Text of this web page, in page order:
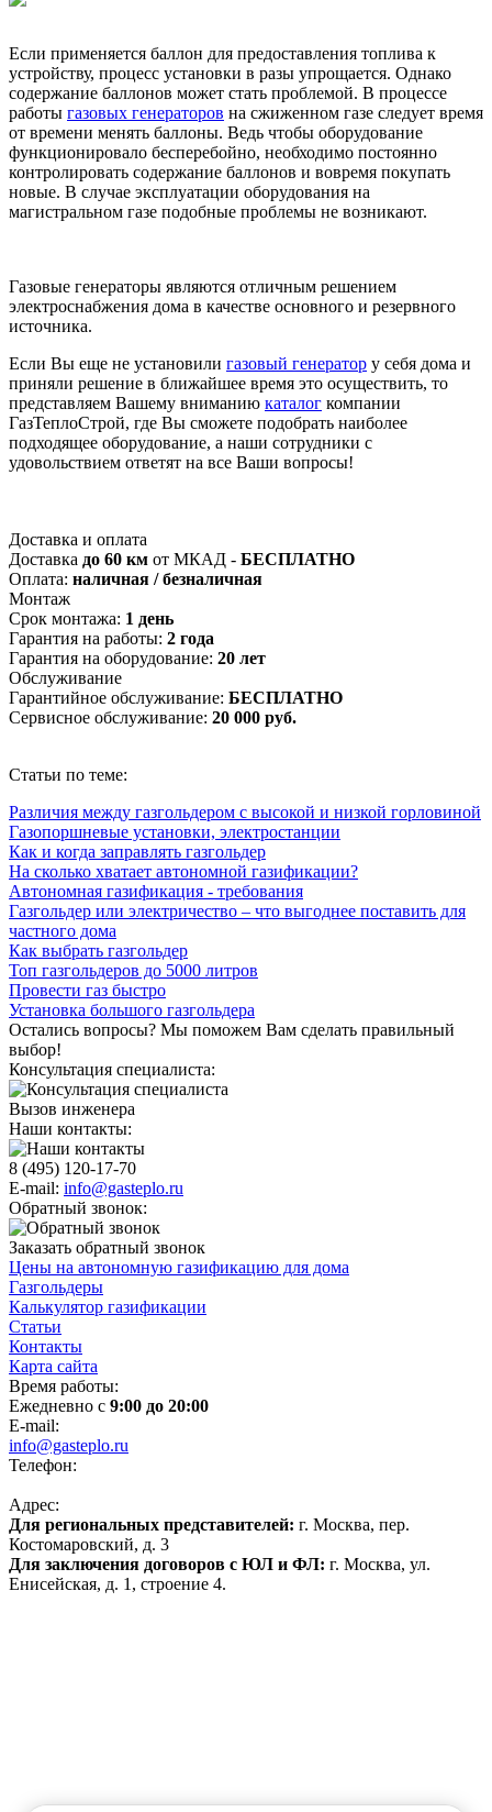
Если применяется баллон для предоставления топлива к
устройству, процесс установки в разы упрощается. Однако
содержание баллонов может стать проблемой. В процессе
работы газовых генераторов на сжиженном газе следует время
от времени менять баллоны. Ведь чтобы оборудование
функционировало бесперебойно, необходимо постоянно
контролировать содержание баллонов и вовремя покупать
новые. В случае эксплуатации оборудования на
магистральном газе подобные проблемы не возникают.
Газовые генераторы являются отличным решением
электроснабжения дома в качестве основного и резервного
источника.
Если Вы еще не установили газовый генератор у себя дома и
приняли решение в ближайшее время это осуществить, то
представляем Вашему вниманию каталог компании
ГазТеплоСтрой, где Вы сможете подобрать наиболее
подходящее оборудование, а наши сотрудники с
удовольствием ответят на все Ваши вопросы!
Доставка и оплата
Доставка до 60 км от МКАД - БЕСПЛАТНО
Оплата: наличная / безналичная
Монтаж
Срок монтажа: 1 день
Гарантия на работы: 2 года
Гарантия на оборудование: 20 лет
Обслуживание
Гарантийное обслуживание: БЕСПЛАТНО
Сервисное обслуживание: 20 000 руб.
Статьи по теме:
Различия между газгольдером с высокой и низкой горловиной
Газопоршневые установки, электростанции
Как и когда заправлять газгольдер
На сколько хватает автономной газификации?
Автономная газификация - требования
Газгольдер или электричество – что выгоднее поставить для
частного дома
Как выбрать газгольдер
Топ газгольдеров до 5000 литров
Провести газ быстро
Установка большого газгольдера
Остались вопросы? Мы поможем Вам сделать правильный
выбор!
Консультация специалиста:
Вызов инженера
Наши контакты:
8 (495) 120-17-70
E-mail: info@gasteplo.ru
Обратный звонок:
Заказать обратный звонок
Цены на автономную газификацию для дома
Газгольдеры
Калькулятор газификации
Статьи
Контакты
Карта сайта
Время работы:
Ежедневно с 9:00 до 20:00
E-mail:
info@gasteplo.ru
Телефон:
Адрес:
Для региональных представителей: г. Москва, пер.
Костомаровский, д. 3
Для заключения договоров с ЮЛ и ФЛ: г. Москва, ул.
Енисейская, д. 1, строение 4.